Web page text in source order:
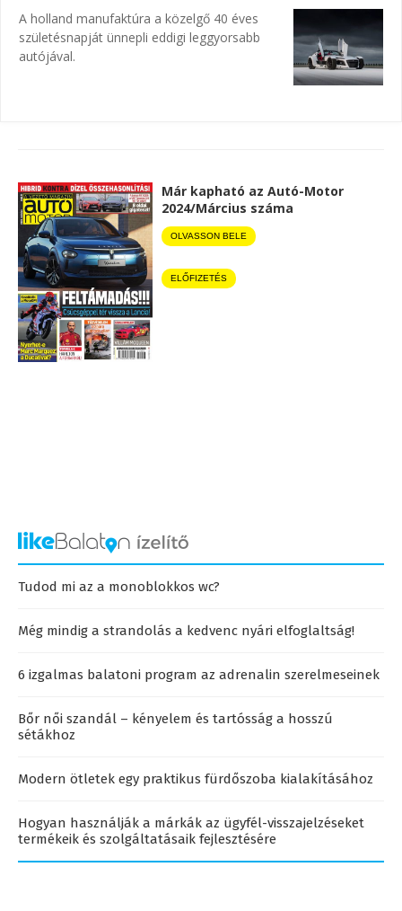
A holland manufaktúra a közelgő 40 éves
születésnapját ünnepli eddigi leggyorsabb
autójával.
Már kapható az Autó-Motor
2024/Március száma
OLVASSON BELE
ELŐFIZETÉS
Tudod mi az a monoblokkos wc?
Még mindig a strandolás a kedvenc nyári elfoglaltság!
6 izgalmas balatoni program az adrenalin szerelmeseinek
Bőr női szandál – kényelem és tartósság a hosszú
sétákhoz
Modern ötletek egy praktikus fürdőszoba kialakításához
Hogyan használják a márkák az ügyfél-visszajelzéseket
termékeik és szolgáltatásaik fejlesztésére